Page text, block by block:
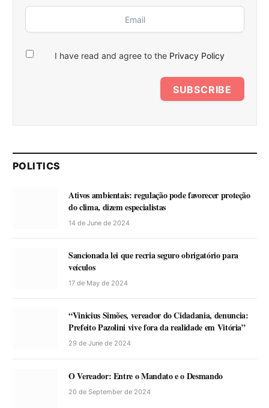
I have read and agree to the Privacy Policy
SUBSCRIBE
POLITICS
Ativos ambientais: regulação pode favorecer proteção
do clima, dizem especialistas
14 de June de 2024
Sancionada lei que recria seguro obrigatório para
veículos
17 de May de 2024
“Vinicius Simões, vereador do Cidadania, denuncia:
Prefeito Pazolini vive fora da realidade em Vitória”
29 de June de 2024
O Vereador: Entre o Mandato e o Desmando
20 de September de 2024